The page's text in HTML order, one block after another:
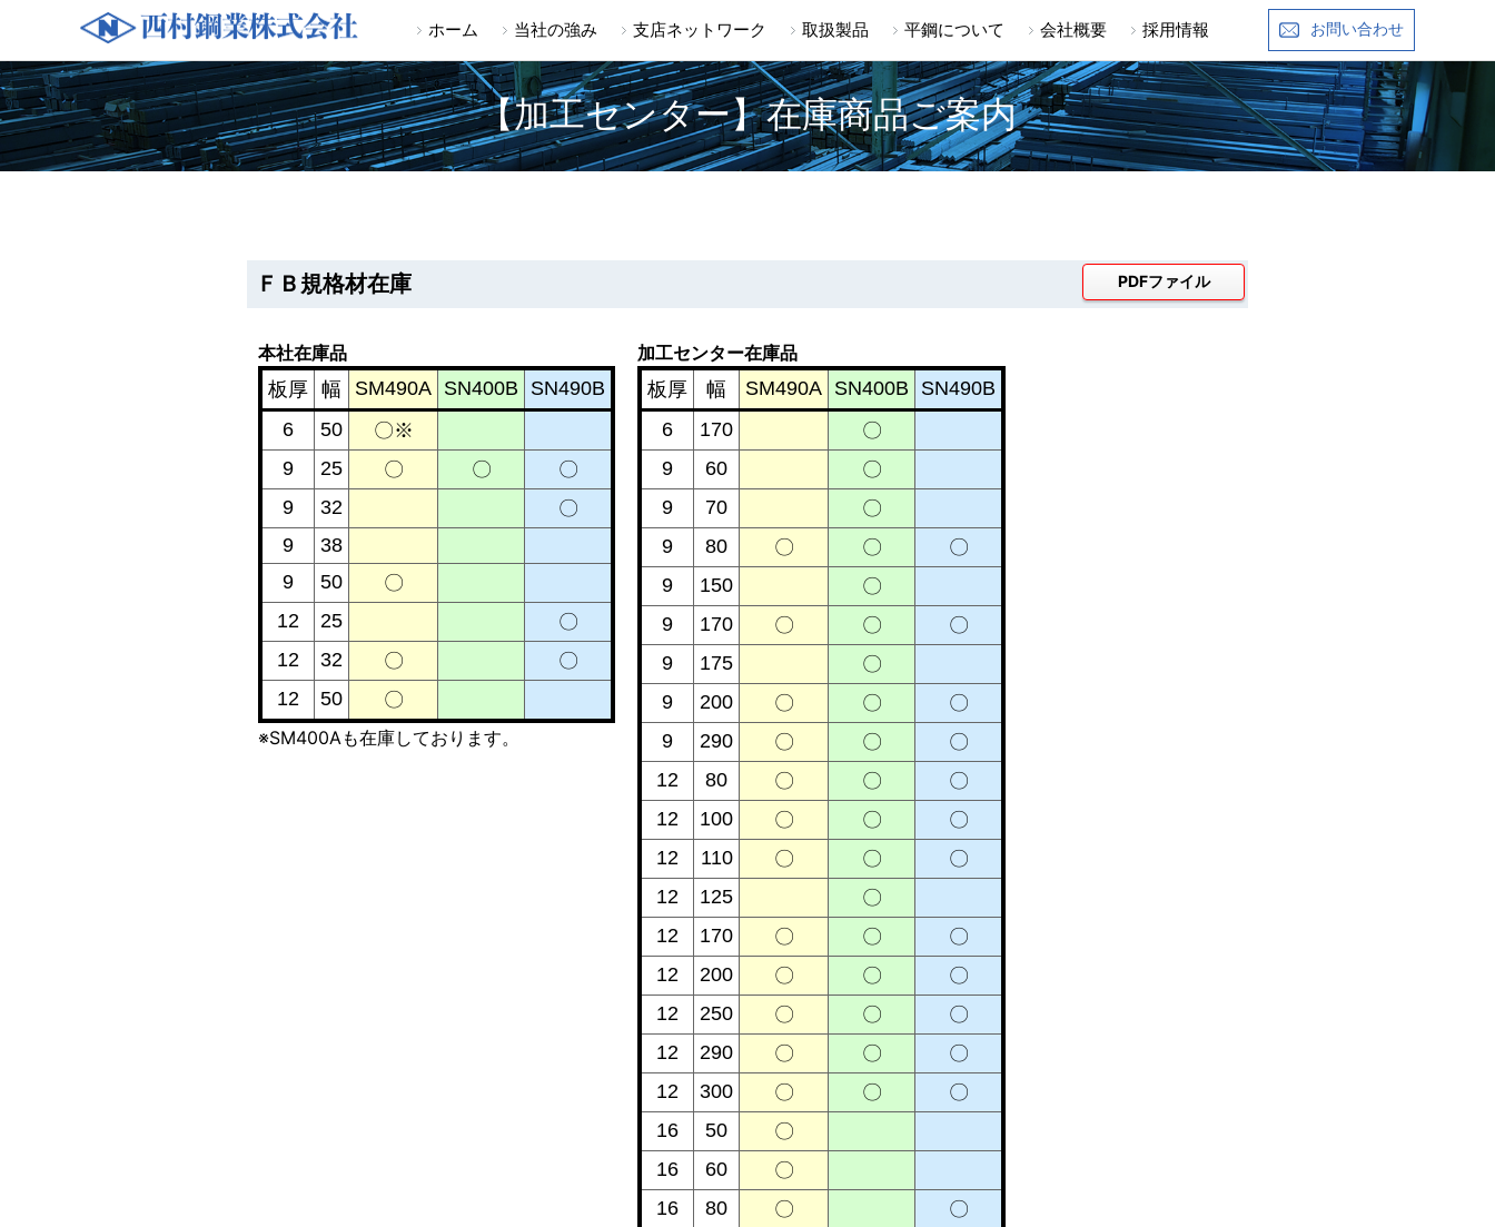
ホーム 当社の強み 支店ネットワーク 取扱製品 平鋼について 会社概要 採用情報 お問い合わせ
【加工センター】在庫商品ご案内
ＦＢ規格材在庫 PDFファイル
本社在庫品
板厚 幅 SM490A SN400B
SN490B
6
50
〇※
9
25 〇 〇
〇
9
32
〇
9
38
9
50
〇
12
25
〇
12
32 〇
〇
12
50
〇
※SM400Aも在庫しております。
加工センター在庫品
板厚
幅 SM490A SN400B
SN490B
6
170
〇
9
60
〇
9
70
〇
9
80 〇 〇
〇
9
150
〇
9
170 〇 〇
〇
9
175
〇
9
200 〇 〇
〇
9
290 〇 〇
〇
12
80 〇 〇
〇
12
100 〇 〇
〇
12
110 〇 〇
〇
12
125
〇
12
170 〇 〇
〇
12
200 〇 〇
〇
12
250 〇 〇
〇
12
290 〇 〇
〇
12
300 〇 〇
〇
16
50
〇
16
60
〇
16
80 〇
〇